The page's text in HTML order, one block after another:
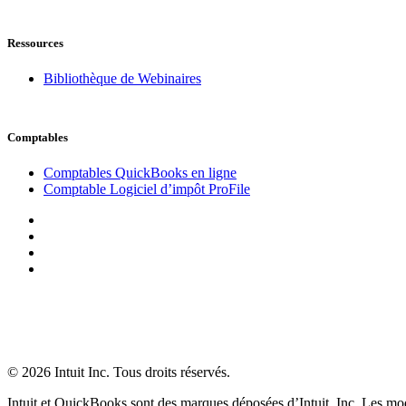
Ressources
Bibliothèque de Webinaires
Comptables
Comptables QuickBooks en ligne
Comptable Logiciel d’impôt ProFile
© 2026 Intuit Inc. Tous droits réservés.
Intuit et QuickBooks sont des marques déposées d’Intuit, Inc. Les